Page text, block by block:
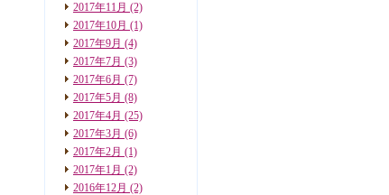
2017年11月 (2)
2017年10月 (1)
2017年9月 (4)
2017年7月 (3)
2017年6月 (7)
2017年5月 (8)
2017年4月 (25)
2017年3月 (6)
2017年2月 (1)
2017年1月 (2)
2016年12月 (2)